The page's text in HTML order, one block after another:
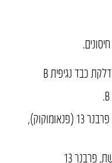
דלקת כבד נגיפית B
חיסון מחומשת, פרבנר 13 (פנאומוקוק),
חיסון מחומשת, פרבנר 13